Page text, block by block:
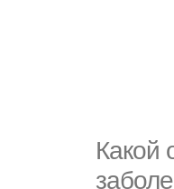
Какой